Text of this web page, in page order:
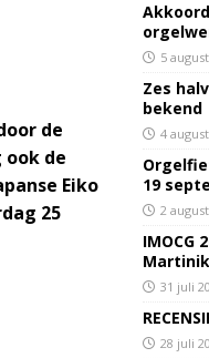
de
ook de
Eiko
25
5
Zes
bekend
4
19
2
IMOCG
31 juli
28 juli